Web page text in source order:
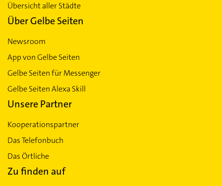
Übersicht aller Städte
Über Gelbe Seiten
Newsroom
App von Gelbe Seiten
Gelbe Seiten für Messenger
Gelbe Seiten Alexa Skill
Unsere Partner
Kooperationspartner
Das Telefonbuch
Das Örtliche
Zu finden auf